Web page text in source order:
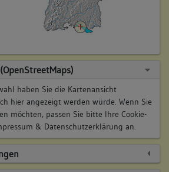
haben Sie die Kartenansicht
hier angezeigt werden würde. Wenn Sie
möchten, passen Sie bitte Ihre Cookie-
& Datenschutzerklärung an.